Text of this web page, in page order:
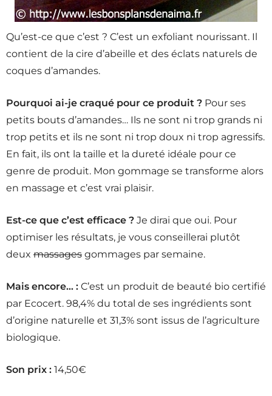
Qu’est-ce que c’est ? C’est un exfoliant nourissant. Il
contient de la cire d’abeille et des éclats naturels de
coques d’amandes.
Pourquoi ai-je craqué pour ce produit ? Pour ses
petits bouts d’amandes… Ils ne sont ni trop grands ni
trop petits et ils ne sont ni trop doux ni trop agressifs.
En fait, ils ont la taille et la dureté idéale pour ce
genre de produit. Mon gommage se transforme alors
en massage et c’est vrai plaisir.
Est-ce que c’est efficace ? Je dirai que oui. Pour
optimiser les résultats, je vous conseillerai plutôt
deux massages gommages par semaine.
Mais encore… : C’est un produit de beauté bio certifié
par Ecocert. 98,4% du total de ses ingrédients sont
d’origine naturelle et 31,3% sont issus de l’agriculture
biologique.
Son prix : 14,50€